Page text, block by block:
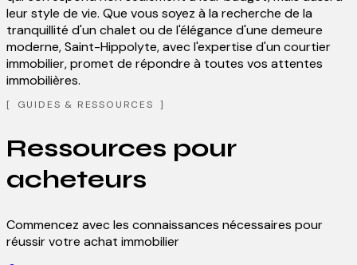
leur style de vie. Que vous soyez à la recherche de la
tranquillité d'un chalet ou de l'élégance d'une demeure
moderne, Saint-Hippolyte, avec l'expertise d'un courtier
immobilier, promet de répondre à toutes vos attentes
immobilières.
GUIDES & RESSOURCES
Ressources pour
acheteurs
Commencez avec les connaissances nécessaires pour
réussir votre achat immobilier